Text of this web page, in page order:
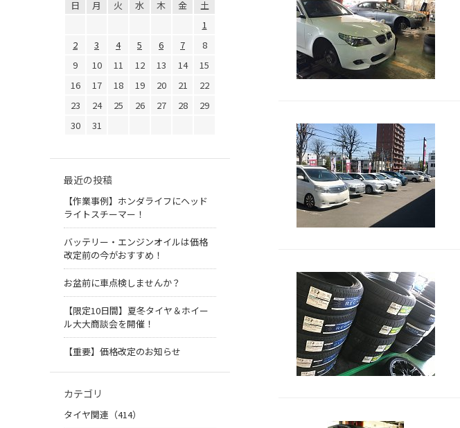
日 月 火 水 木 金
土
1
2
3 4 5 6 7
8
9
10 11 12 13 14
15
16
17 18 19 20 21
22
23
24 25 26 27 28
29
30
31
最近の投稿
【作業事例】ホンダライフにヘッド
ライトスチーマー！
バッテリー・エンジンオイルは価格
改定前の今がおすすめ！
お盆前に車点検しませんか？
【限定10日間】夏冬タイヤ＆ホイー
ル大大商談会を開催！
【重要】価格改定のお知らせ
カテゴリ
タイヤ関連（414）